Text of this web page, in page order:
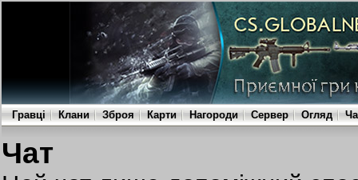
Гравці Клани Зброя Карти Нагороди Сервер Огляд